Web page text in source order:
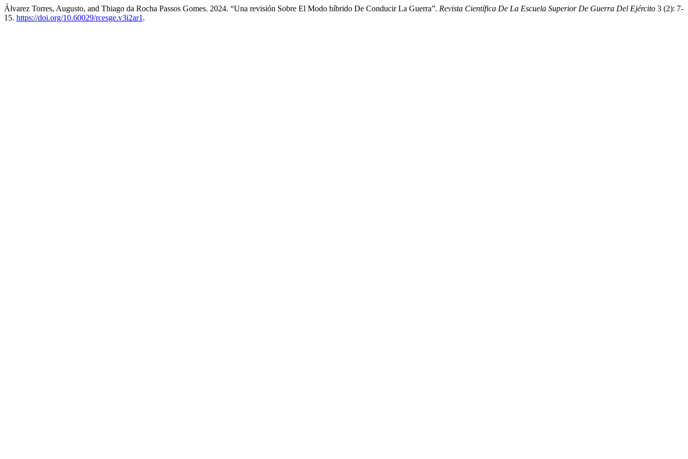
Álvarez Torres, Augusto, and Thiago da Rocha Passos Gomes. 2024. “Una revisión Sobre El Modo híbrido De Conducir La Guerra”. Revista Científica De La Escuela Superior De Guerra Del Ejército 3 (2): 7-
15. https://doi.org/10.60029/rcesge.v3i2ar1 .